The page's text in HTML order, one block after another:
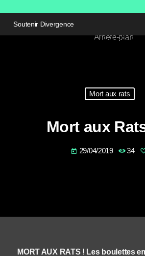
Soutenir Divergence
Mort aux rats
Mort aux
today 29/04/2019 34
MORT AUX RATS ! Les boulettes